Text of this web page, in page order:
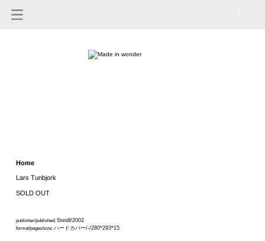
Home
Lars Tunbjork
SOLD OUT
publisher/published: Steidl/2002
format/pages/size: ハードカバー/-/280*293*15